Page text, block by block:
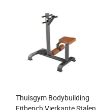
Thuisgym Bodybuilding